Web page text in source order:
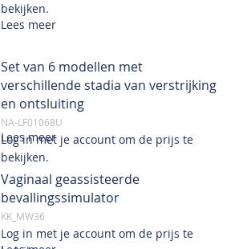
bekijken.
Lees meer
Set van 6 modellen met
verschillende stadia van verstrijking
en ontsluiting
NA-LF01068U
Log in met je account om de prijs te
bekijken.
Lees meer
Vaginaal geassisteerde
bevallingssimulator
KK_MW36
Log in met je account om de prijs te